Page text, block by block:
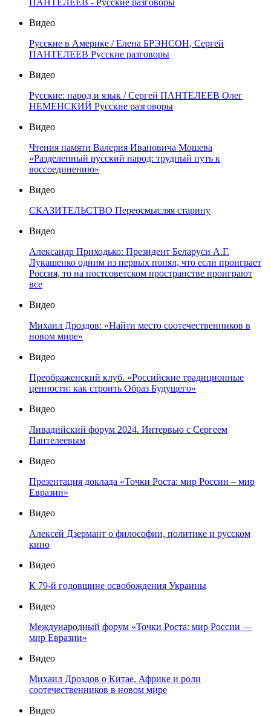
ПАНТЕЛЕЕВ - Русские разговоры
Видео
Русские в Америке / Елена БРЭНСОН, Сергей
ПАНТЕЛЕЕВ Русские разговоры
Видео
Русские: народ и язык / Сергей ПАНТЕЛЕЕВ Олег
НЕМЕНСКИЙ Русские разговоры
Видео
Чтения памяти Валерия Ивановича Мошева
«Разделенный русский народ: трудный путь к
воссоединению»
Видео
СКАЗИТЕЛЬСТВО Переосмысляя старину
Видео
Александр Приходько: Президент Беларуси А.Г.
Лукашенко одним из первых понял, что если проиграет
Россия, то на постсоветском пространстве проиграют
все
Видео
Михаил Дроздов: «Найти место соотечественников в
новом мире»
Видео
Преображенский клуб. «Российские традиционные
ценности: как строить Образ Будущего»
Видео
Ливадийский форум 2024. Интервью с Сергеем
Пантелеевым
Видео
Презентация доклада «Точки Роста: мир России – мир
Евразии»
Видео
Алексей Дзермант о философии, политике и русском
кино
Видео
К 79-й годовщине освобождения Украины
Видео
Международный форум «Точки Роста: мир России —
мир Евразии»
Видео
Михаил Дроздов о Китае, Африке и роли
соотечественников в новом мире
Видео